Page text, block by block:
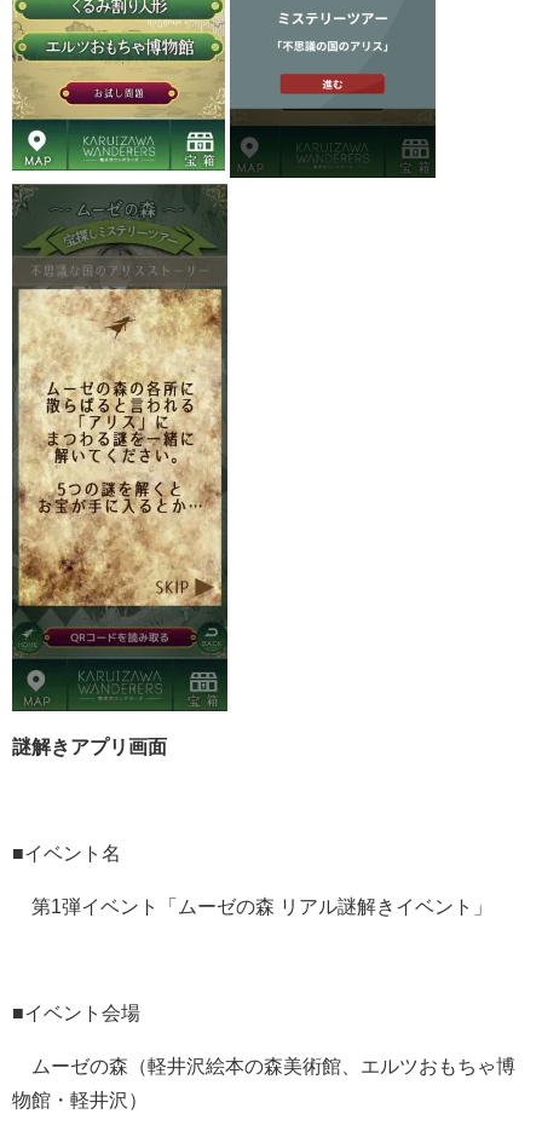
謎解きアプリ画面
■イベント名
第1弾イベント「ムーゼの森 リアル謎解きイベント」
■イベント会場
ムーゼの森（軽井沢絵本の森美術館、エルツおもちゃ博
物館・軽井沢）